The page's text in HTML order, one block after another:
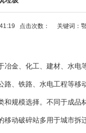
点击次数： 关键词：
冶金、化工、建材、水电
路、铁路、水电工程等移
和规模选择。不同于成品
移动破碎站多用于城市拆